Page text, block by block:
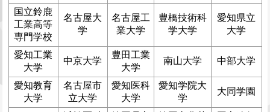
国立鈴鹿
工業高等
専門学校
名古屋大
学
名古屋工
業大学
豊橋技術科
学大学
愛知県立
大学
愛知工業
大学
中京大学
豊田工業
大学
南山大学 中部大学
愛知教育
大学
名古屋市
立大学
愛知医科
大学
愛知学院大
学
大同学園